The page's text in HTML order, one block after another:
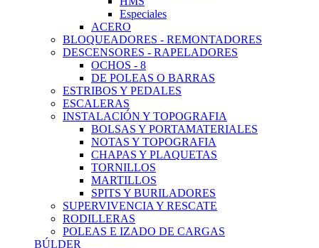
Especiales
ACERO
BLOQUEADORES - REMONTADORES
DESCENSORES - RAPELADORES
OCHOS - 8
DE POLEAS O BARRAS
ESTRIBOS Y PEDALES
ESCALERAS
INSTALACIÓN Y TOPOGRAFIA
BOLSAS Y PORTAMATERIALES
NOTAS Y TOPOGRAFIA
CHAPAS Y PLAQUETAS
TORNILLOS
MARTILLOS
SPITS Y BURILADORES
SUPERVIVENCIA Y RESCATE
RODILLERAS
POLEAS E IZADO DE CARGAS
BÚLDER